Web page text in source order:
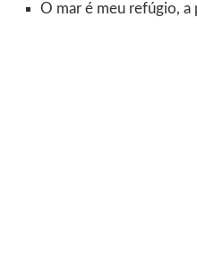
O mar é meu refúgio, a